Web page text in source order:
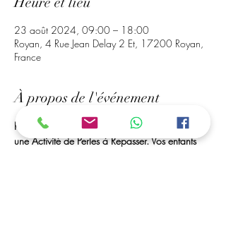
23 août 2024, 09:00 – 18:00
Royan, 4 Rue Jean Delay 2 Et, 17200 Royan,
France
À propos de l'événement
Rendez-Vous à Mr bricolage de Royan, Pour
une Activité de Perles à Repasser. Vos enfants